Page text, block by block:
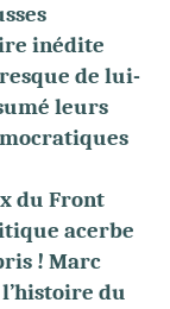
inédite
de lui-
leurs
du Front
acerbe
! Marc
du